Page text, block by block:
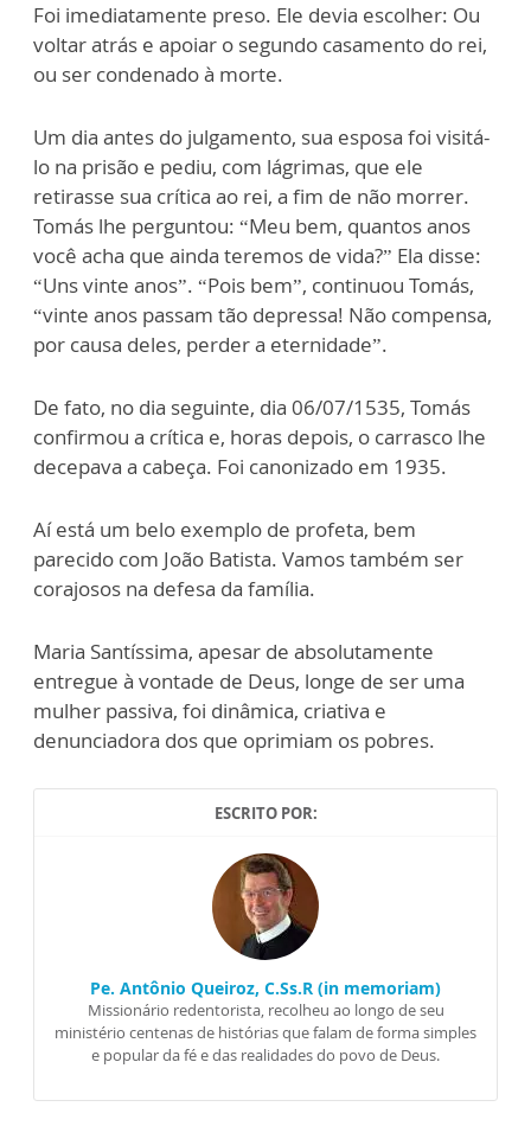
Foi imediatamente preso. Ele devia escolher: Ou
voltar atrás e apoiar o segundo casamento do rei,
ou ser condenado à morte.
Um dia antes do julgamento, sua esposa foi visitá-
lo na prisão e pediu, com lágrimas, que ele
retirasse sua crítica ao rei, a fim de não morrer.
Tomás lhe perguntou: “Meu bem, quantos anos
você acha que ainda teremos de vida?” Ela disse:
“Uns vinte anos”. “Pois bem”, continuou Tomás,
“vinte anos passam tão depressa! Não compensa,
por causa deles, perder a eternidade”.
De fato, no dia seguinte, dia 06/07/1535, Tomás
confirmou a crítica e, horas depois, o carrasco lhe
decepava a cabeça. Foi canonizado em 1935.
Aí está um belo exemplo de profeta, bem
parecido com João Batista. Vamos também ser
corajosos na defesa da família.
Maria Santíssima, apesar de absolutamente
entregue à vontade de Deus, longe de ser uma
mulher passiva, foi dinâmica, criativa e
denunciadora dos que oprimiam os pobres.
ESCRITO POR:
Pe. Antônio Queiroz, C.Ss.R (in memoriam)
Missionário redentorista, recolheu ao longo de seu
ministério centenas de histórias que falam de forma simples
e popular da fé e das realidades do povo de Deus.